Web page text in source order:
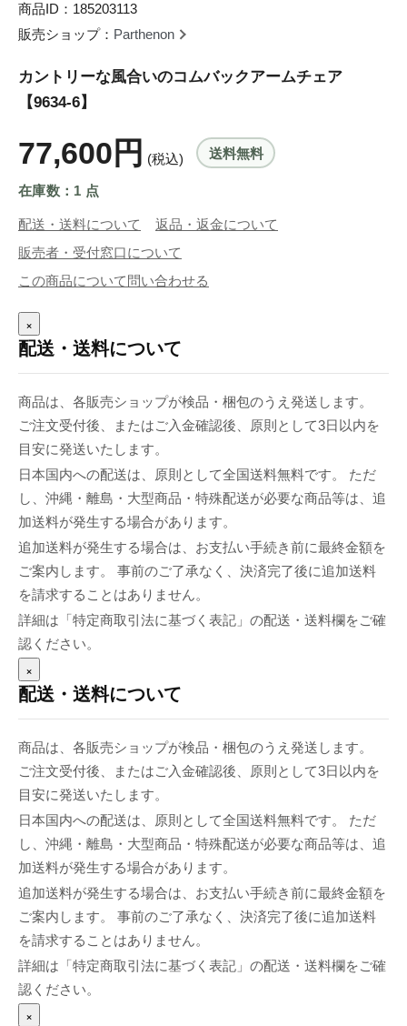
商品ID：185203113
販売ショップ： Parthenon
カントリーな風合いのコムバックアームチェア
【9634-6】
77,600円 (税込) 送料無料
在庫数：1 点
配送・送料について
返品・返金について
販売者・受付窓口について
この商品について問い合わせる
×
配送・送料について
商品は、各販売ショップが検品・梱包のうえ発送します。
ご注文受付後、またはご入金確認後、原則として3日以内を
目安に発送いたします。
日本国内への配送は、原則として全国送料無料です。 ただ
し、沖縄・離島・大型商品・特殊配送が必要な商品等は、追
加送料が発生する場合があります。
追加送料が発生する場合は、お支払い手続き前に最終金額を
ご案内します。 事前のご了承なく、決済完了後に追加送料
を請求することはありません。
詳細は「特定商取引法に基づく表記」の配送・送料欄をご確
認ください。
×
配送・送料について
商品は、各販売ショップが検品・梱包のうえ発送します。
ご注文受付後、またはご入金確認後、原則として3日以内を
目安に発送いたします。
日本国内への配送は、原則として全国送料無料です。 ただ
し、沖縄・離島・大型商品・特殊配送が必要な商品等は、追
加送料が発生する場合があります。
追加送料が発生する場合は、お支払い手続き前に最終金額を
ご案内します。 事前のご了承なく、決済完了後に追加送料
を請求することはありません。
詳細は「特定商取引法に基づく表記」の配送・送料欄をご確
認ください。
×